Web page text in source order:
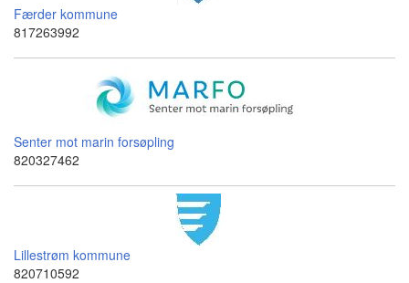
Færder kommune
817263992
Senter mot marin forsøpling
820327462
Lillestrøm kommune
820710592